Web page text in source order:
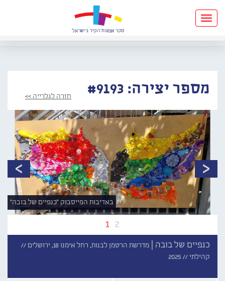
Toggle
navigation
מספר יצירה: #9193 חזרה לגלרייה >>
1 2
באדיבות הפייסבוק "כנפיים של בובה"
כנפיים של בובה | מדרשת הרטמן לבנות, רחל אימנו 18, ירושלים //
קהילתי // 2025